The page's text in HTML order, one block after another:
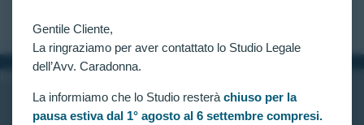
Gentile Cliente,
La ringraziamo per aver contattato lo Studio Legale
dell’Avv. Caradonna.
La informiamo che lo Studio resterà chiuso per la
pausa estiva dal 1° agosto al 6 settembre compresi.
Home
Chi siamo